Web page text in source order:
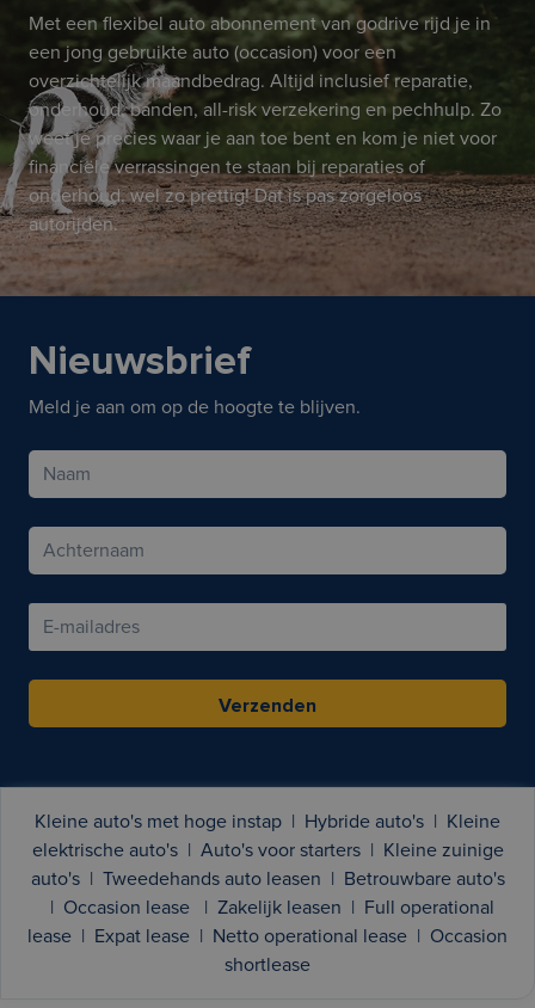
Met een flexibel auto abonnement van godrive rijd je in
een jong gebruikte auto (occasion) voor een
overzichtelijk maandbedrag. Altijd inclusief reparatie,
onderhoud, banden, all-risk verzekering en pechhulp. Zo
weet je precies waar je aan toe bent en kom je niet voor
financiële verrassingen te staan bij reparaties of
onderhoud, wel zo prettig! Dat is pas zorgeloos
autorijden.
Nieuwsbrief
Meld je aan om op de hoogte te blijven.
Verzenden
Kleine auto's met hoge instap Hybride auto's
Kleine
elektrische auto's
Auto's voor starters
Kleine zuinige
auto's
Tweedehands auto leasen
Betrouwbare auto's
Occasion lease Zakelijk leasen
Full operational
lease
Expat lease Netto operational lease
Occasion
shortlease